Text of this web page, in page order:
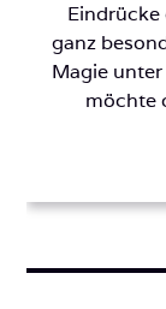
Eindrücke
ganz
Magie
möchte